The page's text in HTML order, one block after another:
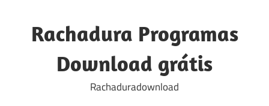
content
Rachadura Programas
Download grátis
Rachaduradownload